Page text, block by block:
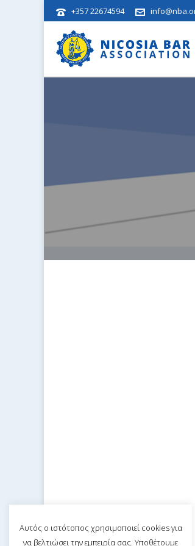
+357 22674594
Αυτός ο ιστότοπος χρησιμοποιεί cookies για
να βελτιώσει την εμπειρία σας. Υποθέτουμε